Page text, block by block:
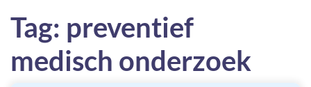
Tag: preventief
medisch onderzoek